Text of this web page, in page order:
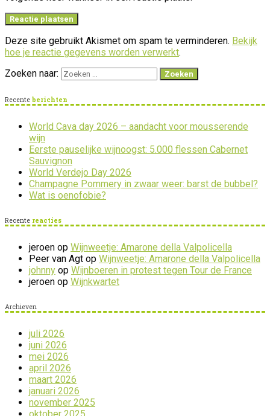
Deze site gebruikt Akismet om spam te verminderen. Bekijk
hoe je reactie gegevens worden verwerkt.
Zoeken naar:
Recente berichten
World Cava day 2026 – aandacht voor mousserende
wijn
Eerste pauselijke wijnoogst: 5.000 flessen Cabernet
Sauvignon
World Verdejo Day 2026
Champagne Pommery in zwaar weer: barst de bubbel?
Wat is oenofobie?
Recente reacties
jeroen op Wijnweetje: Amarone della Valpolicella
Peer van Agt op Wijnweetje: Amarone della Valpolicella
johnny op Wijnboeren in protest tegen Tour de France
jeroen op Wijnkwartet
Archieven
juli 2026
juni 2026
mei 2026
april 2026
maart 2026
januari 2026
november 2025